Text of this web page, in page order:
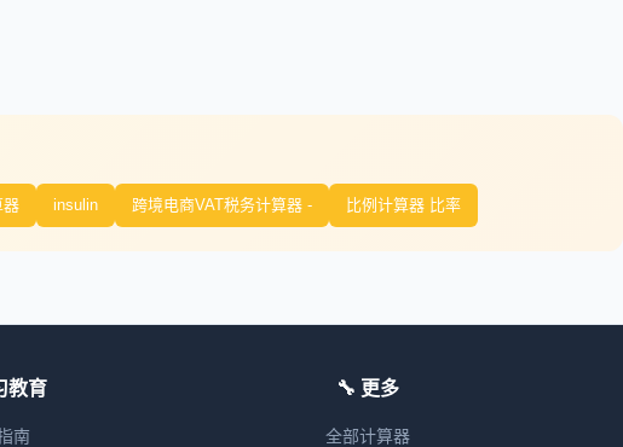
器 insulin 跨境电商VAT税务计算器 - 比例计算器 比率
教育
南
🔧 更多
全部计算器